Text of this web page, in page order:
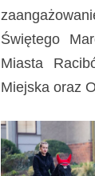
Świętego
Miasta
Miejska oraz